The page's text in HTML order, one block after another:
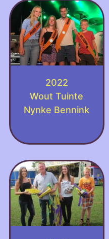
2022
Wout Tuinte
Nynke Bennink